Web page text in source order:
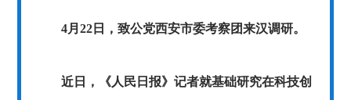
4月22日，致公党西安市委考察团来汉调研。
近日，《人民日报》记者就基础研究在科技创